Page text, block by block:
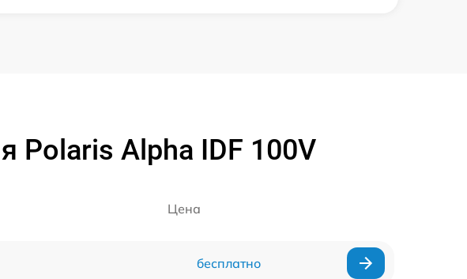
Polaris Alpha IDF 100V
Цена
бесплатно